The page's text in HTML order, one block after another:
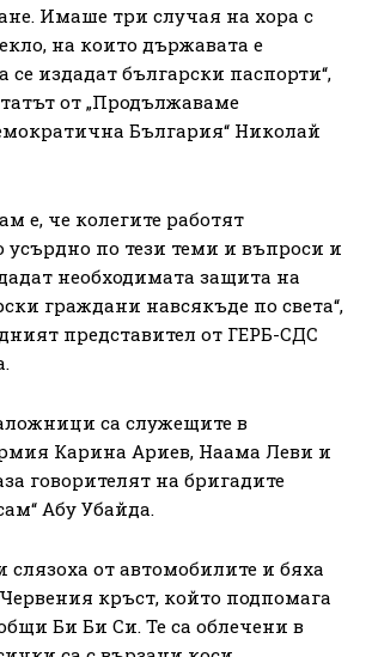
Имаше три случая на хора с
на които държавата е
се издадат български паспорти“,
от „Продължаваме
България“ Николай
е, че колегите работят
по тези теми и въпроси и
необходимата защита на
граждани навсякъде по света“,
представител от ГЕРБ-СДС
са служещите в
Карина Ариев, Наама Леви и
говорителят на бригадите
Абу Убайда.
слязоха от автомобилите и бяха
кръст, който подпомага
Би Би Си. Те са облечени в